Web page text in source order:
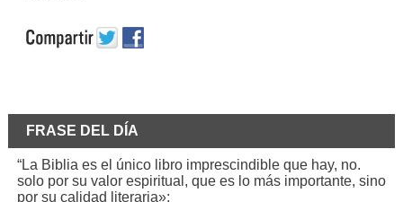
FRASE DEL DÍA
“La Biblia es el único libro imprescindible que hay, no.
solo por su valor espiritual, que es lo más importante, sino
por su calidad literaria»: